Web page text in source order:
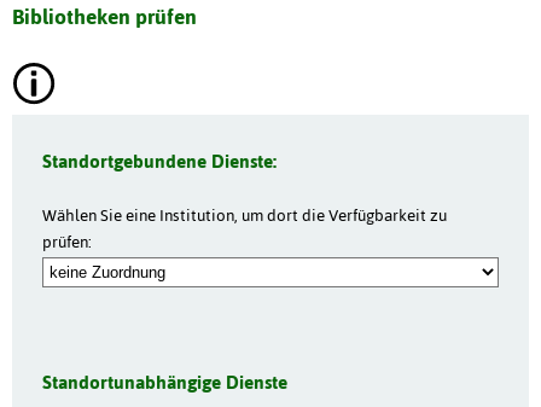
Bibliotheken prüfen
Standortgebundene Dienste:
Wählen Sie eine Institution, um dort die Verfügbarkeit zu
prüfen:
Standortunabhängige Dienste